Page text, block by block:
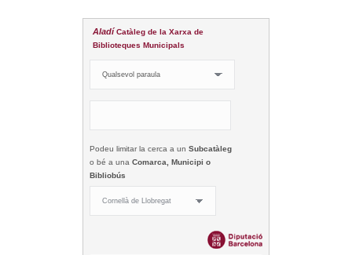
Aladí Catàleg de la Xarxa de
Biblioteques Municipals
Podeu limitar la cerca a un Subcatàleg
o bé a una Comarca, Municipi o
Bibliobús